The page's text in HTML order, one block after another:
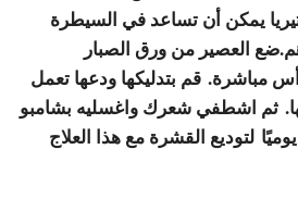
يمكن أن تساعد في السيطرة
العصير من ورق الصبار
مباشرة. قم بتدليكها ودعها تعمل
ثم اشطفي شعرك واغسليه بشامبو
لتوديع القشرة مع هذا العلاج